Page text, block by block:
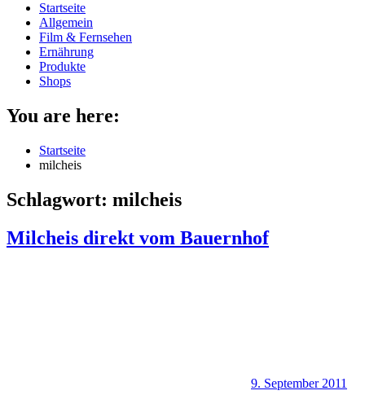
Startseite
Allgemein
Film & Fernsehen
Ernährung
Produkte
Shops
You are here:
Startseite
milcheis
Schlagwort: milcheis
Milcheis direkt vom Bauernhof
9. September 2011